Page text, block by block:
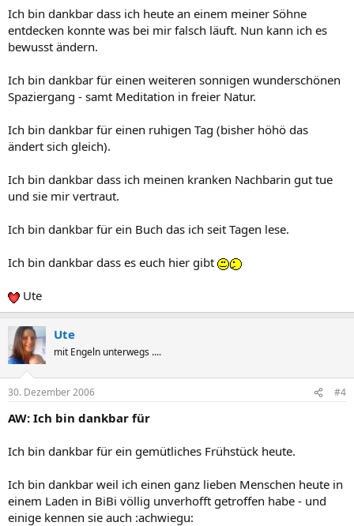
Ich bin dankbar dass ich heute an einem meiner Söhne
entdecken konnte was bei mir falsch läuft. Nun kann ich es
bewusst ändern.
Ich bin dankbar für einen weiteren sonnigen wunderschönen
Spaziergang - samt Meditation in freier Natur.
Ich bin dankbar für einen ruhigen Tag (bisher höhö das
ändert sich gleich).
Ich bin dankbar dass ich meinen kranken Nachbarin gut tue
und sie mir vertraut.
Ich bin dankbar für ein Buch das ich seit Tagen lese.
Ich bin dankbar dass es euch hier gibt
Ute
Ute
mit Engeln unterwegs ....
30. Dezember 2006 #4
AW: Ich bin dankbar für
Ich bin dankbar für ein gemütliches Frühstück heute.
Ich bin dankbar weil ich einen ganz lieben Menschen heute in
einem Laden in BiBi völlig unverhofft getroffen habe - und
einige kennen sie auch :achwiegu: